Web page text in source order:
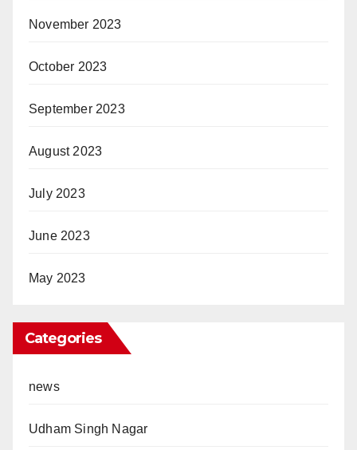
November 2023
October 2023
September 2023
August 2023
July 2023
June 2023
May 2023
Categories
news
Udham Singh Nagar